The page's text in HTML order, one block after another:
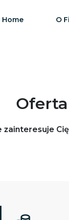
Home O
zainteresuje